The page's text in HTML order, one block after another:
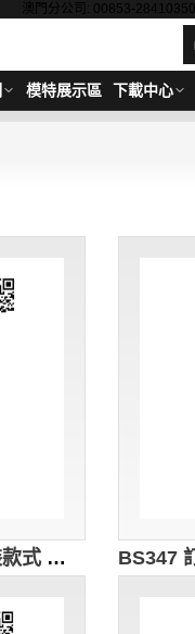
澳門分公司: 00853-28410350
模特展示區 下載中心
BS350 製作公司男西裝款式 訂做男西裝款式 旅遊接待 導遊制服 旅行社制服 設計男西裝款式 西裝製衣廠